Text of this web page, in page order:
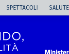
SPETTACOLI SALUTE